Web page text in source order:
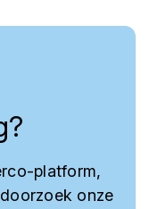
platform,
onze